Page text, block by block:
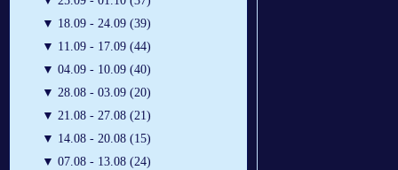
▼ 18.09 - 24.09 (39)
▼ 11.09 - 17.09 (44)
▼ 04.09 - 10.09 (40)
▼ 28.08 - 03.09 (20)
▼ 21.08 - 27.08 (21)
▼ 14.08 - 20.08 (15)
▼ 07.08 - 13.08 (24)